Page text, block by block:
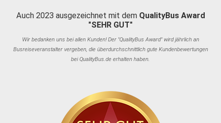
Auch 2023 ausgezeichnet mit dem QualityBus Award
"SEHR GUT"
Wir bedanken uns bei allen Kunden! Der "QualityBus Award" wird jährlich an
Busreiseveranstalter vergeben, die überdurchschnittlich gute Kundenbewertungen
bei QualityBus.de erhalten haben.